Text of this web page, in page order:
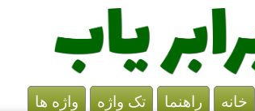
خانه راهنما تک واژه واژه ها